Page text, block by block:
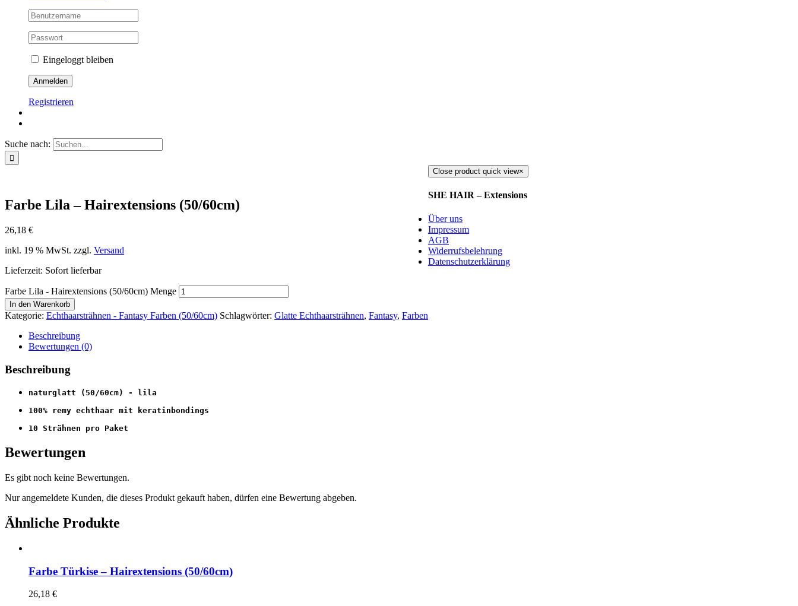
Eingeloggt bleiben
Registrieren
Suche nach:
Farbe Lila – Hairextensions (50/60cm)
26,18 €
inkl. 19 % MwSt. zzgl. Versand
Lieferzeit: Sofort lieferbar
Farbe Lila - Hairextensions (50/60cm) Menge
In den Warenkorb
Kategorie: Echthaarsträhnen - Fantasy Farben (50/60cm) Schlagwörter: Glatte Echthaarsträhnen, Fantasy, Farben
Beschreibung
Bewertungen (0)
Beschreibung
naturglatt (50/60cm) - lila
100% remy echthaar mit keratinbondings
10 Strähnen pro Paket
Bewertungen
Es gibt noch keine Bewertungen.
Nur angemeldete Kunden, die dieses Produkt gekauft haben, dürfen eine Bewertung abgeben.
Ähnliche Produkte
Farbe Türkise – Hairextensions (50/60cm)
26,18 €
Close product quick view×
SHE HAIR – Extensions
Über uns
Impressum
AGB
Widerrufsbelehrung
Datenschutzerklärung